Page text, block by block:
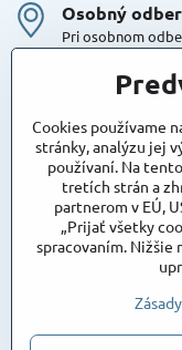
Osobný
Pri osobnom
Kuriér DPD ,
Cena za dopravu:
Maxstore
Bratislavská 79
Areál Satina
90201 Pezinok
vjazd
Súradnice pre
48°16'48.83"N,
Cookies používame
stránky, analýzu jej
používaní. Na
tretích strán a
partnerom v EÚ,
„Prijať všetky
spracovaním.